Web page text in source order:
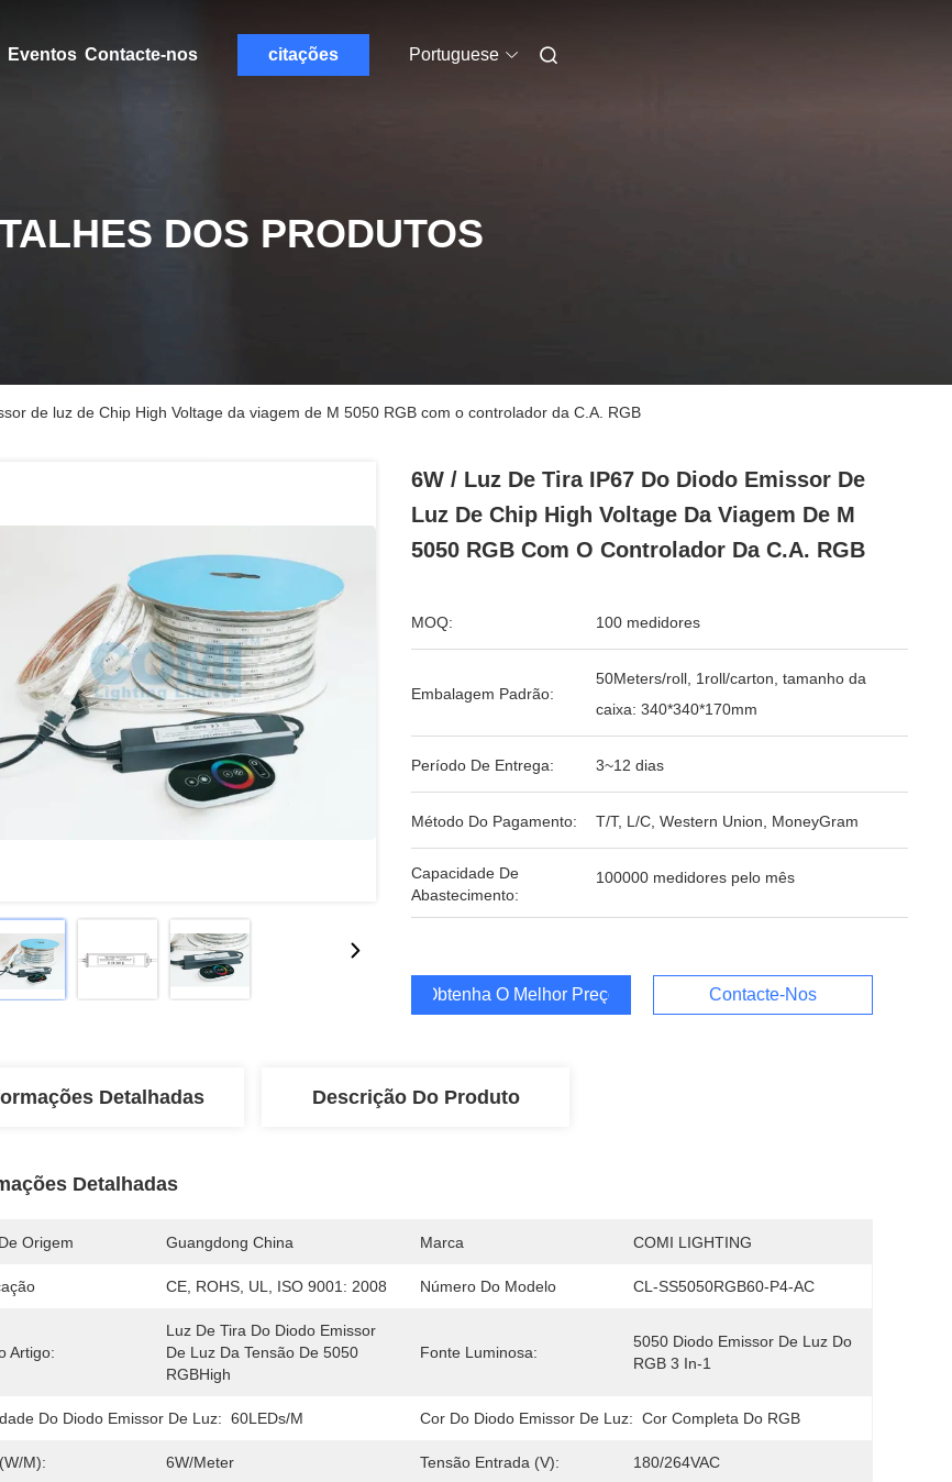
Eventos Contacte-nos citações Portuguese
DOS PRODUTOS
de luz de Chip High Voltage da viagem de M 5050 RGB com o controlador da C.A. RGB
6W / Luz De Tira IP67 Do Diodo Emissor De
Luz De Chip High Voltage Da Viagem De M
5050 RGB Com O Controlador Da C.A. RGB
MOQ: 100 medidores
Embalagem Padrão:
50Meters/roll, 1roll/carton, tamanho da
caixa: 340*340*170mm
Período De Entrega: 3~12 dias
Método Do Pagamento: T/T, L/C, Western Union, MoneyGram
Capacidade De
Abastecimento:
100000 medidores pelo mês
Obtenha O Melhor Preço Contacte-Nos
Detalhadas Descrição Do Produto
Detalhadas
Origem Guangdong China Marca COMI LIGHTING
CE, ROHS, UL, ISO 9001: 2008 Número Do Modelo CL-SS5050RGB60-P4-AC
Artigo:
Luz De Tira Do Diodo Emissor
De Luz Da Tensão De 5050
RGBHigh
Fonte Luminosa:
5050 Diodo Emissor De Luz Do
RGB 3 In-1
Do Diodo Emissor De Luz: 60LEDs/m Cor Do Diodo Emissor De Luz: Cor Completa Do RGB
M): 6W/Meter Tensão Entrada (V): 180/264VAC